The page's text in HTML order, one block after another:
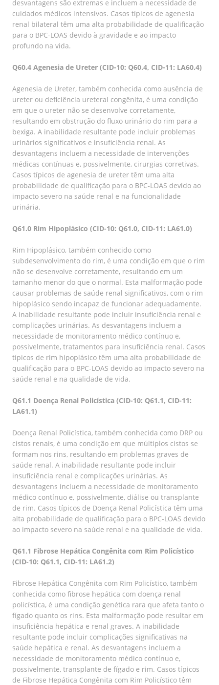
desvantagens são extremas e incluem a necessidade de
cuidados médicos intensivos. Casos típicos de agenesia
renal bilateral têm uma alta probabilidade de qualificação
para o BPC-LOAS devido à gravidade e ao impacto
profundo na vida.
Q60.4 Agenesia de Ureter (CID-10: Q60.4, CID-11: LA60.4)
Agenesia de Ureter, também conhecida como ausência de
ureter ou deficiência ureteral congênita, é uma condição
em que o ureter não se desenvolve corretamente,
resultando em obstrução do fluxo urinário do rim para a
bexiga. A inabilidade resultante pode incluir problemas
urinários significativos e insuficiência renal. As
desvantagens incluem a necessidade de intervenções
médicas contínuas e, possivelmente, cirurgias corretivas.
Casos típicos de agenesia de ureter têm uma alta
probabilidade de qualificação para o BPC-LOAS devido ao
impacto severo na saúde renal e na funcionalidade
urinária.
Q61.0 Rim Hipoplásico (CID-10: Q61.0, CID-11: LA61.0)
Rim Hipoplásico, também conhecido como
subdesenvolvimento do rim, é uma condição em que o rim
não se desenvolve corretamente, resultando em um
tamanho menor do que o normal. Esta malformação pode
causar problemas de saúde renal significativos, com o rim
hipoplásico sendo incapaz de funcionar adequadamente.
A inabilidade resultante pode incluir insuficiência renal e
complicações urinárias. As desvantagens incluem a
necessidade de monitoramento médico contínuo e,
possivelmente, tratamentos para insuficiência renal. Casos
típicos de rim hipoplásico têm uma alta probabilidade de
qualificação para o BPC-LOAS devido ao impacto severo na
saúde renal e na qualidade de vida.
Q61.1 Doença Renal Policística (CID-10: Q61.1, CID-11:
LA61.1)
Doença Renal Policística, também conhecida como DRP ou
cistos renais, é uma condição em que múltiplos cistos se
formam nos rins, resultando em problemas graves de
saúde renal. A inabilidade resultante pode incluir
insuficiência renal e complicações urinárias. As
desvantagens incluem a necessidade de monitoramento
médico contínuo e, possivelmente, diálise ou transplante
de rim. Casos típicos de Doença Renal Policística têm uma
alta probabilidade de qualificação para o BPC-LOAS devido
ao impacto severo na saúde renal e na qualidade de vida.
Q61.1 Fibrose Hepática Congênita com Rim Policístico
(CID-10: Q61.1, CID-11: LA61.2)
Fibrose Hepática Congênita com Rim Policístico, também
conhecida como fibrose hepática com doença renal
policística, é uma condição genética rara que afeta tanto o
fígado quanto os rins. Esta malformação pode resultar em
insuficiência hepática e renal graves. A inabilidade
resultante pode incluir complicações significativas na
saúde hepática e renal. As desvantagens incluem a
necessidade de monitoramento médico contínuo e,
possivelmente, transplante de fígado e rim. Casos típicos
de Fibrose Hepática Congênita com Rim Policístico têm